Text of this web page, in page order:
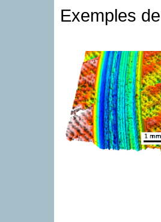
Exemples